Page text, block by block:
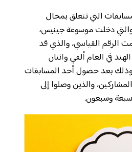
التي تتعلق بمجال
والتي دخلت موسوعة جينيس،
الرقم القياسي، والذي قد
في العام ألفي واثنان
بعد حصول أحد المسابقات
والذين وصلوا إلى
وسبعون.